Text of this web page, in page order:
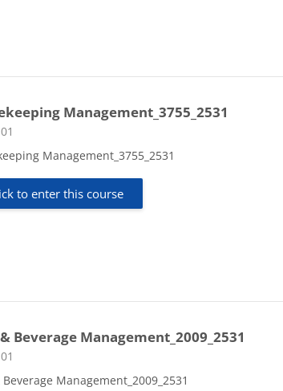
Management_3755_2531
Management_3755_2531
to enter this course
Beverage Management_2009_2531
Beverage Management_2009_2531